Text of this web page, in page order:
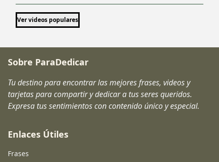
Ver videos populares
Sobre ParaDedicar
Tu destino para encontrar las mejores frases, videos y
tarjetas para compartir y dedicar a tus seres queridos.
Expresa tus sentimientos con contenido único y especial.
Enlaces Útiles
Frases